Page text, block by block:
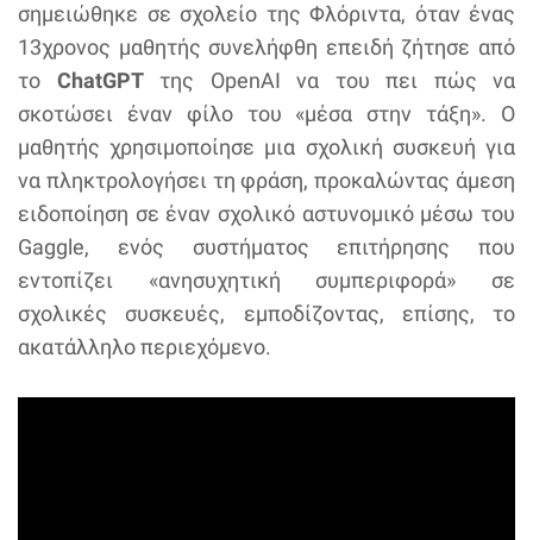
σημειώθηκε σε σχολείο της Φλόριντα, όταν ένας
13χρονος μαθητής συνελήφθη επειδή ζήτησε από
το ChatGPTτης OpenAI να του πει πώς να
σκοτώσει έναν φίλο του «μέσα στην τάξη». Ο
μαθητής χρησιμοποίησε μια σχολική συσκευή για
να πληκτρολογήσει τη φράση, προκαλώντας άμεση
ειδοποίηση σε έναν σχολικό αστυνομικό μέσω του
Gaggle, ενός συστήματος επιτήρησης που
εντοπίζει «ανησυχητική συμπεριφορά» σε
σχολικές συσκευές, εμποδίζοντας, επίσης, το
ακατάλληλο περιεχόμενο.